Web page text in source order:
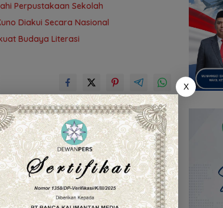
Perpustakaan Sekolah
Diakui Secara Nasional
Budaya Literasi
X